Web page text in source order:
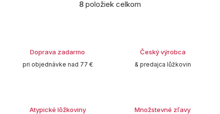
O
8 položiek celkom
Doprava zadarmo
pri objednávke nad 77 €
Český výrobca
& predajca lůžkovin
Atypické lôžkoviny Množstevné zľavy